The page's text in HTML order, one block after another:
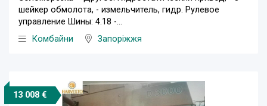
шейкер обмолота, - измельчитель, гидр. Рулевое
управление Шины: 4.18 -...
Комбайни
Запоріжжя
13 008 €